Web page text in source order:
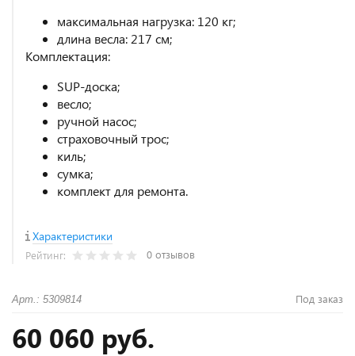
максимальная нагрузка: 120 кг;
длина весла: 217 см;
Комплектация:
SUP-доска;
весло;
ручной насос;
страховочный трос;
киль;
сумка;
комплект для ремонта.
Характеристики
Рейтинг: 0 отзывов
Арт.: 5309814 Под заказ
60 060 руб.